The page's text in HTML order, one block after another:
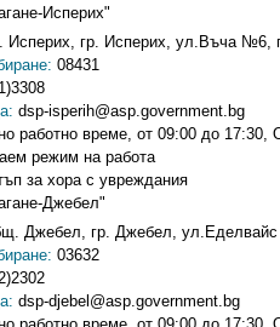
Исперих"
Исперих, гр. Исперих, ул.Въча №6,
08431
dsp-isperih@asp.government.bg
работно време, от 09:00 до
режим на работа
за хора с увреждания
Джебел"
Джебел, гр. Джебел,
03632
dsp-djebel@asp.government.bg